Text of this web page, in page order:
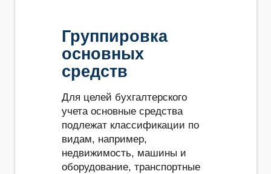
Группировка
основных
средств
Для целей бухгалтерского
учета основные средства
подлежат классификации по
видам, например,
недвижимость, машины и
оборудование, транспортные